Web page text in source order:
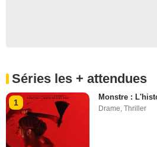
Séries les + attendues
1
Monstre :
Drame,Thriller